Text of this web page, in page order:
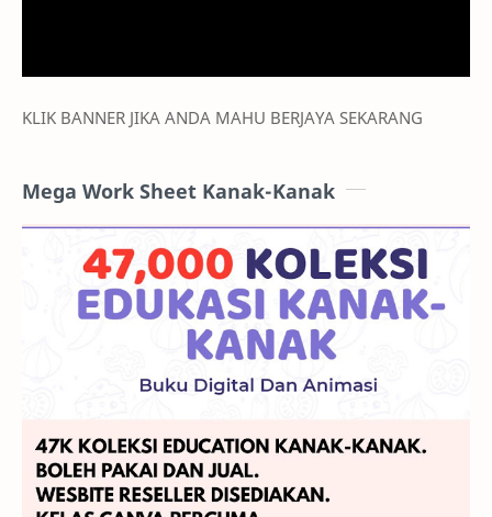
KLIK BANNER JIKA ANDA MAHU BERJAYA SEKARANG
Mega Work Sheet Kanak-Kanak